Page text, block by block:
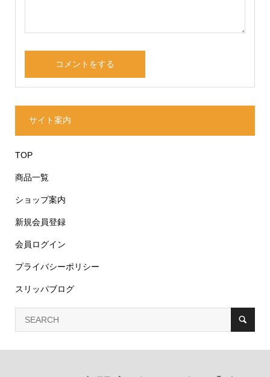
サイト案内
TOP
商品一覧
ショップ案内
新規会員登録
会員ログイン
プライバシーポリシー
スリッパブログ